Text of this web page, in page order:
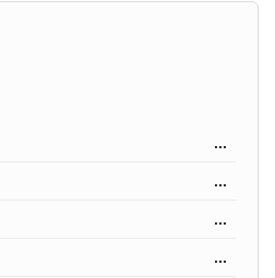
...
...
...
...